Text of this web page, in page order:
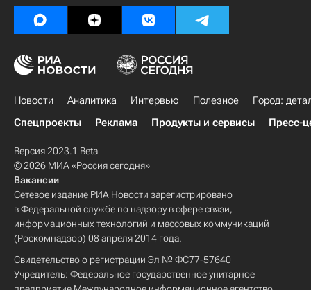
Новости Аналитика Интервью Полезное
Город:
Спецпроекты
Реклама Продукты и сервисы Пресс-
Версия 2023.1 Beta
© 2026 МИА «Россия сегодня»
Вакансии
Сетевое издание РИА Новости зарегистрировано
в Федеральной службе по надзору в сфере связи,
информационных технологий и массовых коммуникаций
(Роскомнадзор) 08 апреля 2014 года.
Свидетельство о регистрации Эл № ФС77-57640
Учредитель: Федеральное государственное унитарное